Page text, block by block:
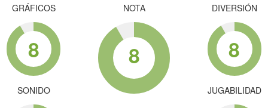
GRÁFICOS
8
SONIDO
NOTA
8
DIVERSIÓN
8
JUGABILIDAD